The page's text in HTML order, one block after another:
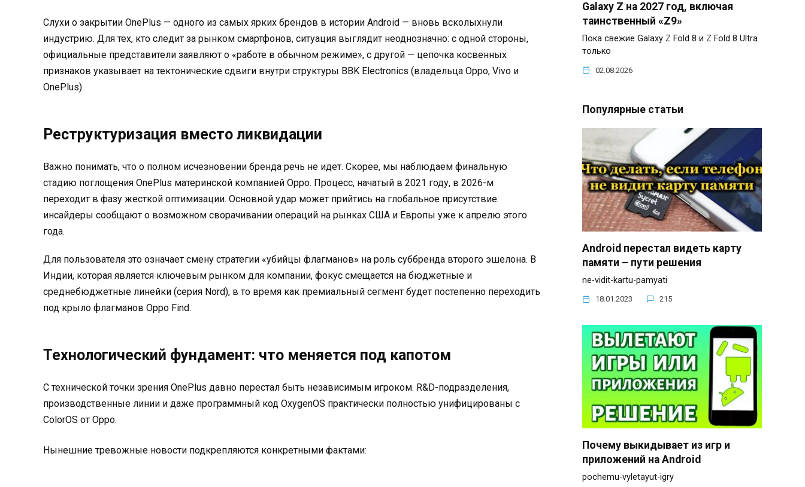
Слухи о закрытии OnePlus — одного из самых ярких брендов в истории Android — вновь всколыхнули
индустрию. Для тех, кто следит за рынком смартфонов, ситуация выглядит неоднозначно: с одной стороны,
официальные представители заявляют о «работе в обычном режиме», с другой — цепочка косвенных
признаков указывает на тектонические сдвиги внутри структуры BBK Electronics (владельца Oppo, Vivo и
OnePlus).
Реструктуризация вместо ликвидации
Важно понимать, что о полном исчезновении бренда речь не идет. Скорее, мы наблюдаем финальную
стадию поглощения OnePlus материнской компанией Oppo. Процесс, начатый в 2021 году, в 2026-м
переходит в фазу жесткой оптимизации. Основной удар может прийтись на глобальное присутствие:
инсайдеры сообщают о возможном сворачивании операций на рынках США и Европы уже к апрелю этого
года.
Для пользователя это означает смену стратегии «убийцы флагманов» на роль суббренда второго эшелона. В
Индии, которая является ключевым рынком для компании, фокус смещается на бюджетные и
среднебюджетные линейки (серия Nord), в то время как премиальный сегмент будет постепенно переходить
под крыло флагманов Oppo Find.
Технологический фундамент: что меняется под капотом
С технической точки зрения OnePlus давно перестал быть независимым игроком. R&D-подразделения,
производственные линии и даже программный код OxygenOS практически полностью унифицированы с
ColorOS от Oppo.
Нынешние тревожные новости подкрепляются конкретными фактами:
Galaxy Z на 2027 год, включая
таинственный «Z9»
Пока свежие Galaxy Z Fold 8 и Z Fold 8 Ultra
только
02.08.2026
Популярные статьи
Android перестал видеть карту
памяти – пути решения
ne-vidit-kartu-pamyati
18.01.2023 215
Почему выкидывает из игр и
приложений на Android
pochemu-vyletayut-igry